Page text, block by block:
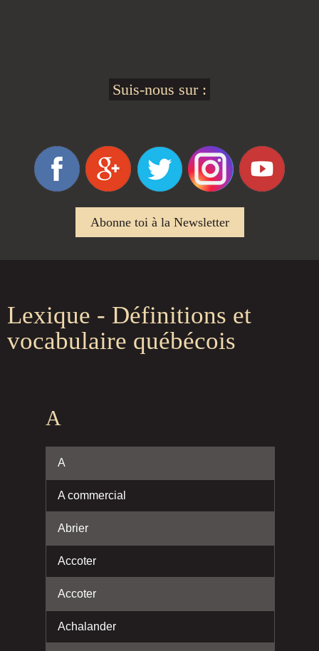
Suis-nous sur :
Abonne toi à la Newsletter
Lexique - Définitions et
vocabulaire québécois
A
A
A commercial
Abrier
Accoter
Accoter
Achalander